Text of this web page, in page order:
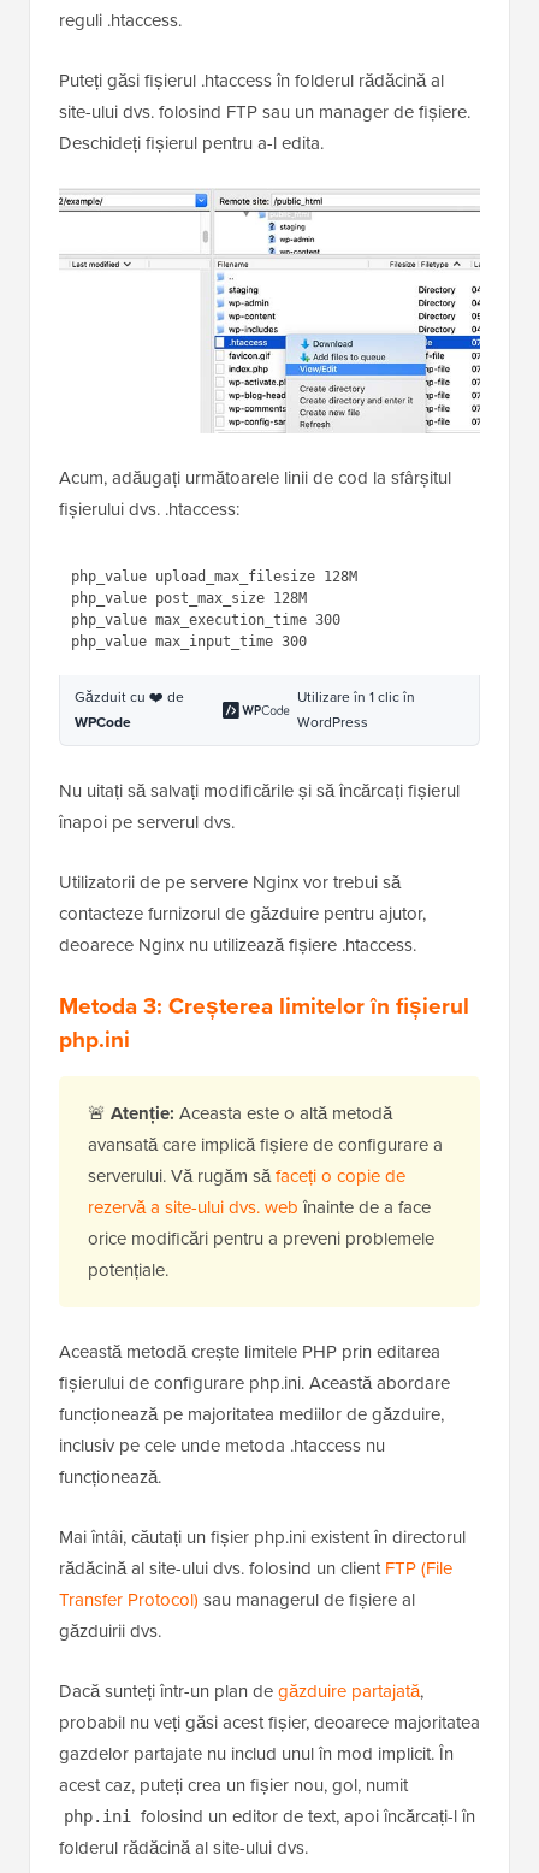
de directive în fișierul.htaccessal site-ului dvs.
Funcționează pe servere web care rulează Apache,
iar LiteSpeed ​​suportă, de asemenea, pe deplin aceste
Puteți găsi fișierul .htaccess în folderul rădăcină al
site-ului dvs. folosind FTP sau un manager de fișiere.
Deschideți fișierul pentru a-l edita.
Acum, adăugați următoarele linii de cod la sfârșitul
1
3
php_value upload_max_filesize
php_value post_max_size 128M
php_value max_execution_time 300
Găzduit cu ❤️ de
WPCode
Utilizare în 1 clic în
WordPress
Nu uitați să salvați modificările și să încărcați fișierul
înapoi pe serverul dvs.
Utilizatorii de pe servere Nginx vor trebui să
contacteze furnizorul de găzduire pentru ajutor,
deoarece Nginx nu utilizează fișiere .htaccess.
Metoda 3: Creșterea limitelor în fișierul
php.ini
🚨Atenție:Aceasta este o altă metodă
avansată care implică fișiere de configurare a
serverului. Vă rugăm să
faceți o copie de
rezervă a site-ului dvs. web înainte de a face
orice modificări pentru a preveni problemele
Această metodă crește limitele PHP prin editarea
fișierului de configurare php.ini. Această abordare
funcționează pe majoritatea mediilor de găzduire,
funcționează.
Mai întâi, căutați un fișier php.ini existent în directorul
rădăcină al site-ului dvs. folosind un clientFTP (File
Transfer Protocol)sau managerul de fișiere al
găzduirii dvs.